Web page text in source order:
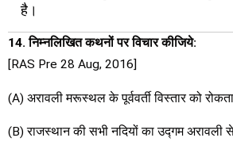
है।
14. निम्नलिखित कथनों पर विचार कीजिये:
[RAS Pre 28 Aug, 2016]
(A) अरावली मरूस्थल के पूर्ववर्ती विस्तार को
(B) राजस्थान की सभी नदियों का उद्गम अरावली